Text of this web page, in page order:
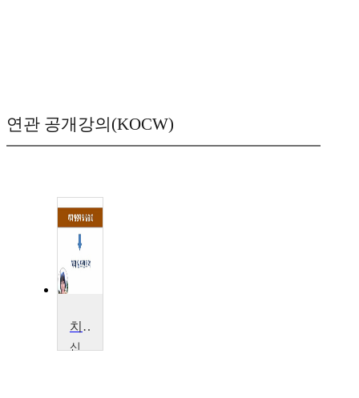
연관 공개강의(KOCW)
치과임상학 및 실습(2)
신